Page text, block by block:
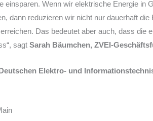
einsparen. Wenn wir elektrische Energie in
dann reduzieren wir nicht nur dauerhaft
Das bedeutet aber auch, dass die
sagtSarah Bäumchen, ZVEI-
Elektro- und